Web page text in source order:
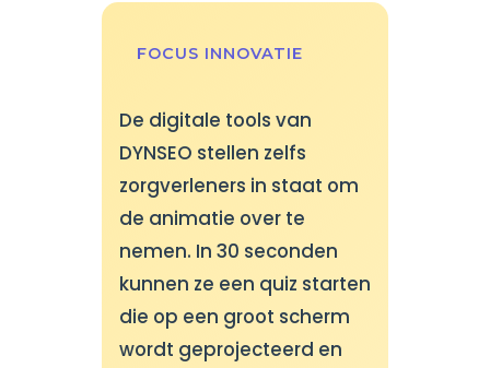
FOCUS INNOVATIE
De digitale tools van
DYNSEO stellen zelfs
zorgverleners in staat om
de animatie over te
nemen. In 30 seconden
kunnen ze een quiz starten
die op een groot scherm
wordt geprojecteerd en